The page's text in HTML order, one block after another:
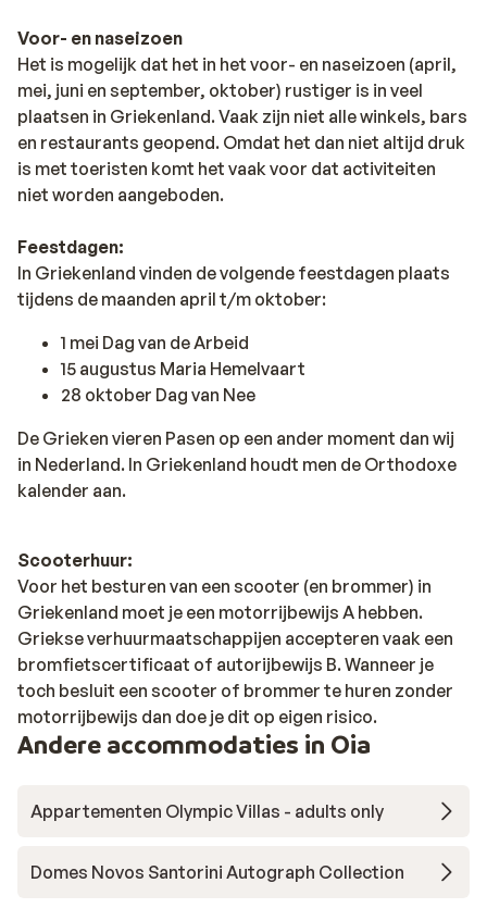
Voor- en naseizoen
Het is mogelijk dat het in het voor- en naseizoen (april,
mei, juni en september, oktober) rustiger is in veel
plaatsen in Griekenland. Vaak zijn niet alle winkels, bars
en restaurants geopend. Omdat het dan niet altijd druk
is met toeristen komt het vaak voor dat activiteiten
niet worden aangeboden.
Feestdagen:
In Griekenland vinden de volgende feestdagen plaats
tijdens de maanden april t/m oktober:
1 mei Dag van de Arbeid
15 augustus Maria Hemelvaart
28 oktober Dag van Nee
De Grieken vieren Pasen op een ander moment dan wij
in Nederland. In Griekenland houdt men de Orthodoxe
kalender aan.
Scooterhuur:
Voor het besturen van een scooter (en brommer) in
Griekenland moet je een motorrijbewijs A hebben.
Griekse verhuurmaatschappijen accepteren vaak een
bromfietscertificaat of autorijbewijs B. Wanneer je
toch besluit een scooter of brommer te huren zonder
motorrijbewijs dan doe je dit op eigen risico.
Andere accommodaties in Oia
Appartementen Olympic Villas - adults only
Domes Novos Santorini Autograph Collection